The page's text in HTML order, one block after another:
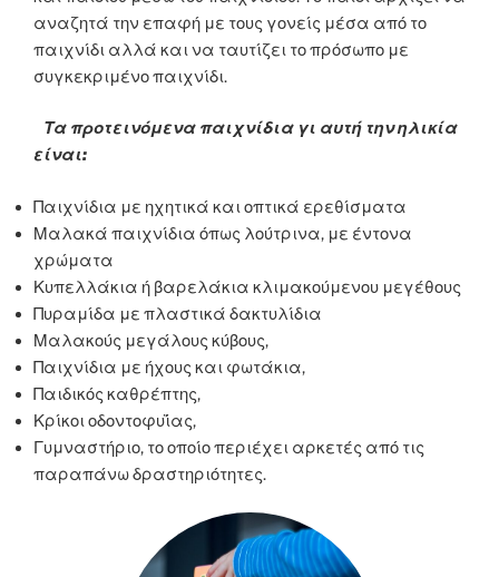
αναζητά την επαφή με τους γονείς μέσα από το
παιχνίδι αλλά και να ταυτίζει το πρόσωπο με
συγκεκριμένο παιχνίδι.
Τα προτεινόμενα παιχνίδια γι αυτή την ηλικία
είναι:
Παιχνίδια με ηχητικά και οπτικά ερεθίσματα
Μαλακά παιχνίδια όπως λούτρινα, με έντονα
χρώματα
Κυπελλάκια ή βαρελάκια κλιμακούμενου μεγέθους
Πυραμίδα με πλαστικά δακτυλίδια
Μαλακούς μεγάλους κύβους,
Παιχνίδια με ήχους και φωτάκια,
Παιδικός καθρέπτης,
Κρίκοι οδοντοφυΐας,
Γυμναστήριο, το οποίο περιέχει αρκετές από τις
παραπάνω δραστηριότητες.